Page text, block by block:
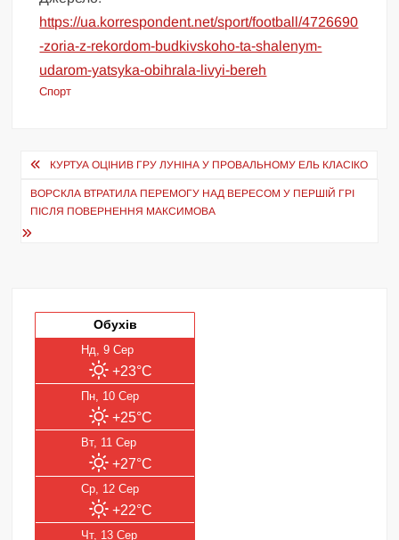
https://ua.korrespondent.net/sport/football/4726690
-zoria-z-rekordom-budkivskoho-ta-shalenym-
udarom-yatsyka-obihrala-livyi-bereh
Спорт
Навігація
записів
КУРТУА ОЦІНИВ ГРУ ЛУНІНА У ПРОВАЛЬНОМУ ЕЛЬ КЛАСІКО
ВОРСКЛА ВТРАТИЛА ПЕРЕМОГУ НАД ВЕРЕСОМ У ПЕРШІЙ ГРІ
ПІСЛЯ ПОВЕРНЕННЯ МАКСИМОВА
Обухів
Нд, 9 Сер
+23°C
Пн, 10 Сер
+25°C
Вт, 11 Сер
+27°C
Ср, 12 Сер
+22°C
Чт, 13 Сер